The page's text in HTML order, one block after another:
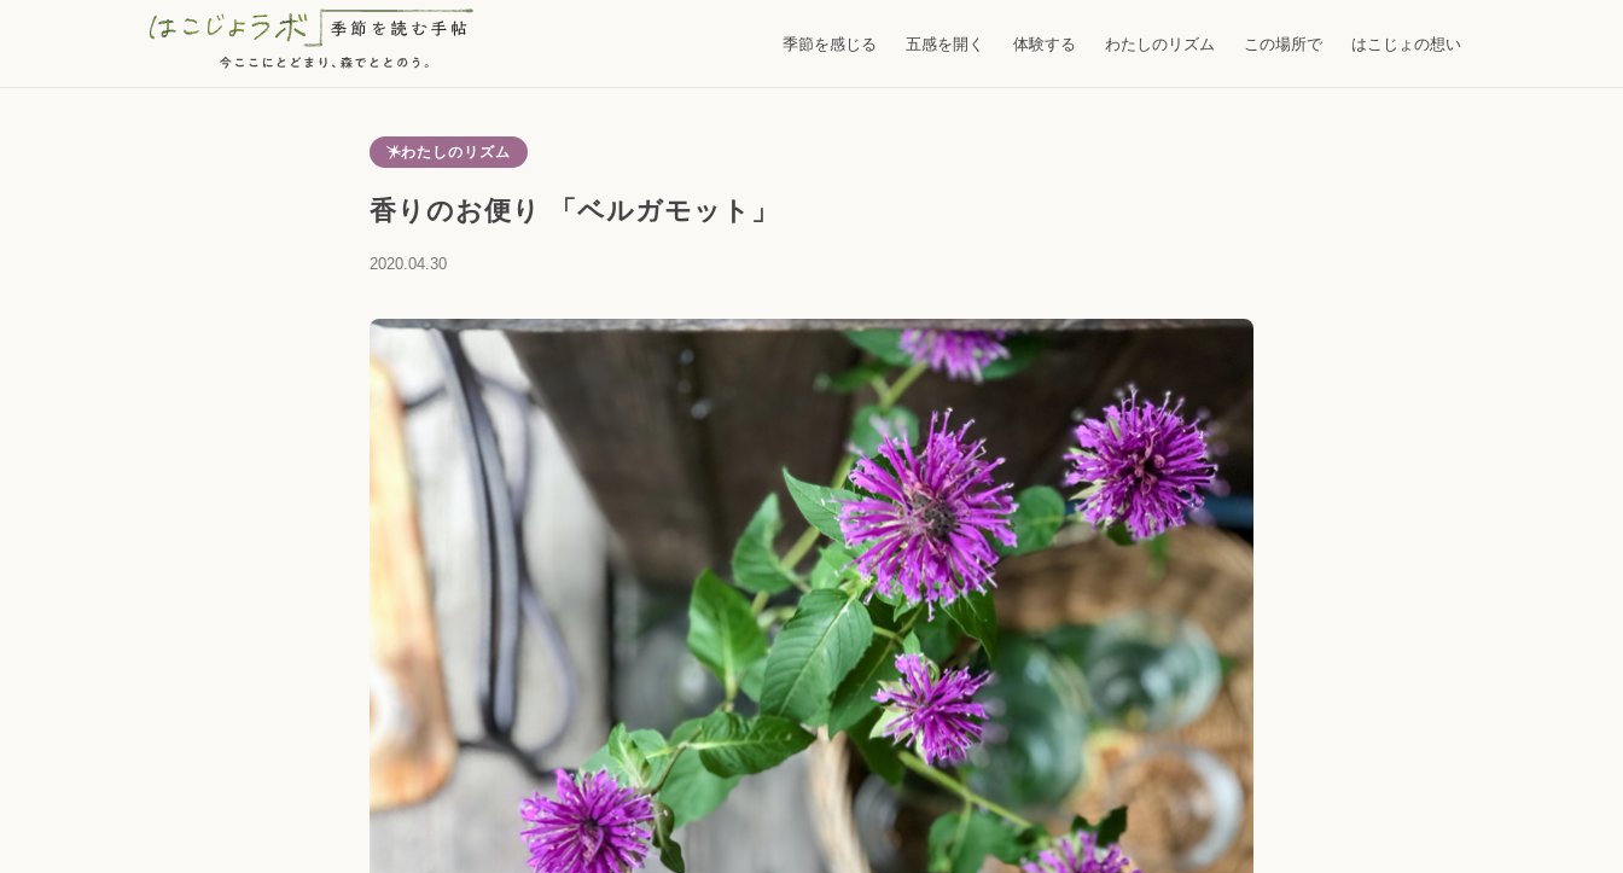
季節を感じる 五感を開く 体験する わたしのリズム この場所で はこじょの想い
わたしのリズム
香りのお便り 「ベルガモット」
2020.04.30